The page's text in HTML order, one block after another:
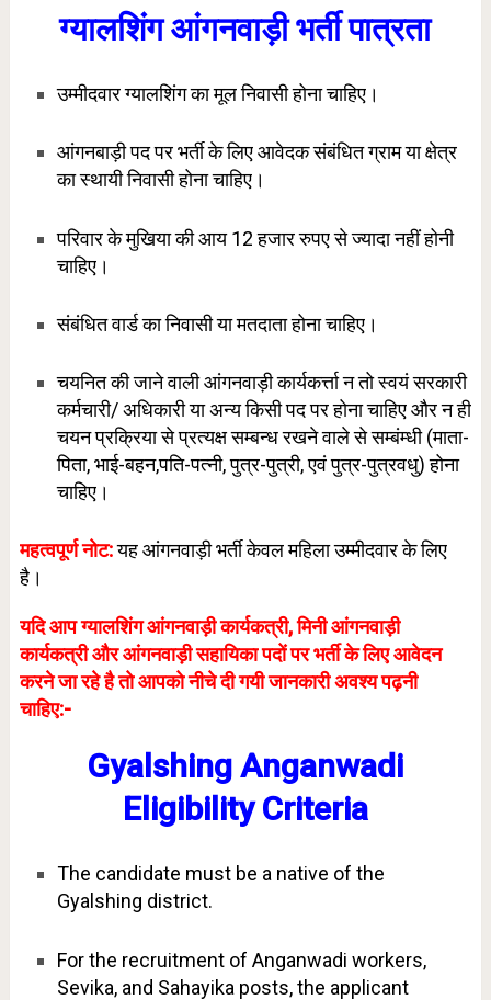
ग्यालशिंग आंगनवाड़ी भर्ती पात्रता
उम्मीदवार ग्यालशिंग का मूल निवासी होना चाहिए।
आंगनबाड़ी पद पर भर्ती के लिए आवेदक संबंधित ग्राम या क्षेत्र
का स्थायी निवासी होना चाहिए।
परिवार के मुखिया की आय 12 हजार रुपए से ज्यादा नहीं होनी
चाहिए।
संबंधित वार्ड का निवासी या मतदाता होना चाहिए।
चयनित की जाने वाली आंगनवाड़ी कार्यकर्त्ता न तो स्वयं सरकारी
कर्मचारी/ अधिकारी या अन्य किसी पद पर होना चाहिए और न ही
चयन प्रक्रिया से प्रत्यक्ष सम्बन्ध रखने वाले से सम्बंम्धी (माता-
पिता, भाई-बहन,पति-पत्नी, पुत्र-पुत्री, एवं पुत्र-पुत्रवधु) होना
चाहिए।
महत्वपूर्ण नोट:यह आंगनवाड़ी भर्ती केवल महिला उम्मीदवार के लिए
है।
यदि आप ग्यालशिंग आंगनवाड़ी कार्यकत्री, मिनी आंगनवाड़ी
कार्यकत्री और आंगनवाड़ी सहायिका पदों पर भर्ती के लिए आवेदन
करने जा रहे है तो आपको नीचे दी गयी जानकारी अवश्य पढ़नी
चाहिए:-
Gyalshing Anganwadi
Eligibility Criteria
The candidate must be a native of the
Gyalshing district.
For the recruitment of Anganwadi workers,
Sevika, and Sahayika posts, the applicant